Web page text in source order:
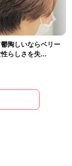
陶しいならベリー
らしさを失...